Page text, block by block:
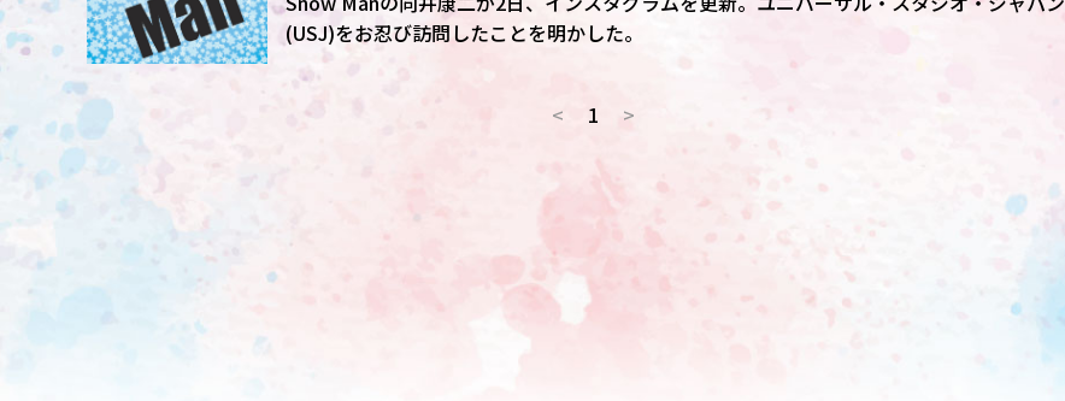
(USJ)をお忍び訪問したことを明かした。
< 1 >